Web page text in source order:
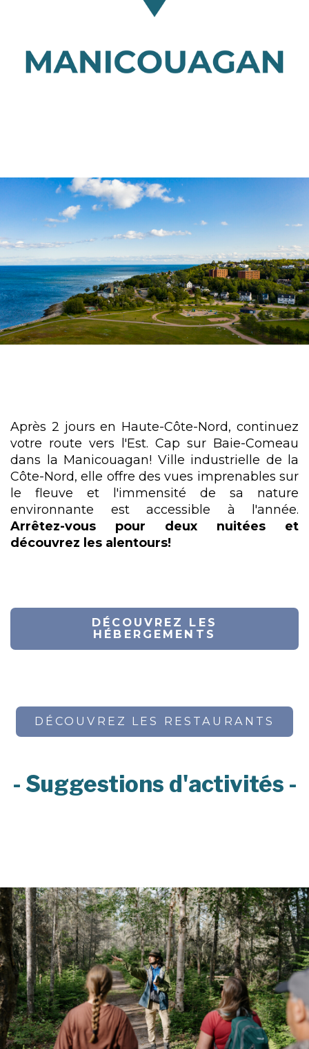
Après 2 jours en Haute-Côte-Nord, continuez
votre route vers l'Est. Cap sur Baie-Comeau
dans la Manicouagan! Ville industrielle de la
Côte-Nord, elle offre des vues imprenables sur
le fleuve et l'immensité de sa nature
environnante est accessible à l'année.
Arrêtez-vous pour deux nuitées et
découvrez les alentours!
DÉCOUVREZ LES
HÉBERGEMENTS
DÉCOUVREZ LES RESTAURANTS
- Suggestions d'activités -